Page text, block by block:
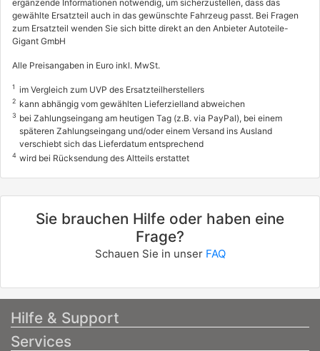
ergänzende Informationen notwendig, um sicherzustellen, dass das
gewählte Ersatzteil auch in das gewünschte Fahrzeug passt. Bei Fragen
zum Ersatzteil wenden Sie sich bitte direkt an den Anbieter Autoteile-
Gigant GmbH
Alle Preisangaben in Euro inkl. MwSt.
1 im Vergleich zum UVP des Ersatzteilherstellers
2 kann abhängig vom gewählten Lieferzielland abweichen
3 bei Zahlungseingang am heutigen Tag (z.B. via PayPal), bei einem
späteren Zahlungseingang und/oder einem Versand ins Ausland
verschiebt sich das Lieferdatum entsprechend
4 wird bei Rücksendung des Altteils erstattet
Sie brauchen Hilfe oder haben eine
Frage?
Schauen Sie in unser FAQ
Hilfe & Support
Services